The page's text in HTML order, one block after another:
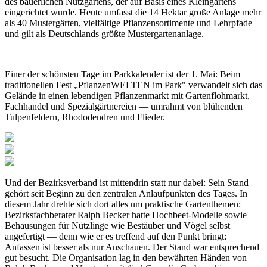
eingerichtet wurde. Heute umfasst die 14 Hektar große Anlage mehr
als 40 Mustergärten, vielfältige Pflanzensortimente und Lehrpfade
und gilt als Deutschlands größte Mustergartenanlage.
Einer der schönsten Tage im Parkkalender ist der 1. Mai: Beim
traditionellen Fest „PflanzenWELTEN im Park" verwandelt sich das
Gelände in einen lebendigen Pflanzenmarkt mit Gartenflohmarkt,
Fachhandel und Spezialgärtnereien — umrahmt von blühenden
Tulpenfeldern, Rhododendren und Flieder.
Und der Bezirksverband ist mittendrin statt nur dabei: Sein Stand
gehört seit Beginn zu den zentralen Anlaufpunkten des Tages. In
diesem Jahr drehte sich dort alles um praktische Gartenthemen:
Bezirksfachberater Ralph Becker hatte Hochbeet-Modelle sowie
Behausungen für Nützlinge wie Bestäuber und Vögel selbst
angefertigt — denn wie er es treffend auf den Punkt bringt:
Anfassen ist besser als nur Anschauen. Der Stand war entsprechend
gut besucht. Die Organisation lag in den bewährten Händen von